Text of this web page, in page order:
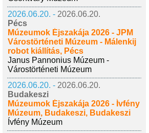
2026.06.20. - 2026.06.20.
Pécs
Múzeumok Éjszakája 2026 - JPM
Várostörténeti Múzeum - Málenkij
robot kiállítás, Pécs
Janus Pannonius Múzeum -
Várostörténeti Múzeum
2026.06.20. - 2026.06.20.
Budakeszi
Múzeumok Éjszakája 2026 - Ívfény
Múzeum, Budakeszi, Budakeszi
Ívfény Múzeum